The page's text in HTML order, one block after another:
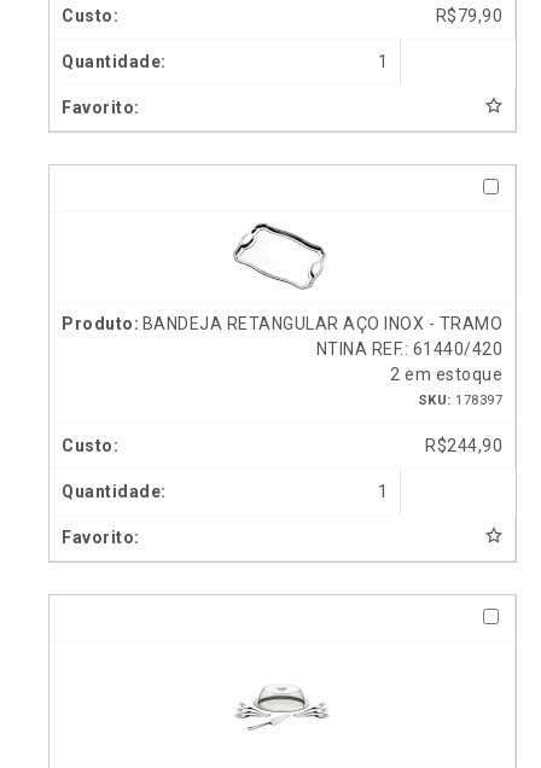
R$79,90
1
BANDEJA RETANGULAR AÇO INOX - TRAMO
NTINA REF.: 61440/420
2 em estoque
SKU: 178397
R$244,90
1